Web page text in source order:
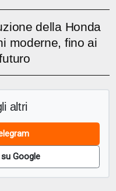
della Honda
moderne, fino ai
altri
Google